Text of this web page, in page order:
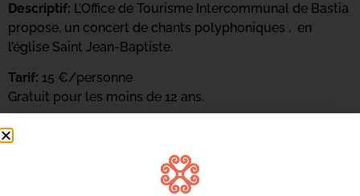
Descriptif: L’Office de Tourisme Intercommunal de Bastia
propose, un concert de chants polyphoniques , en
l’église Saint Jean-Baptiste.
Tarif: 15 €/personne
Gratuit pour les moins de 12 ans.
Conditions d’annulation
effectuée à plus de 48heures, l’office de tourisme
intercommunal de Bastia s’engage à rembourser le
client en intégralité. Passé ce délai, le client se verra